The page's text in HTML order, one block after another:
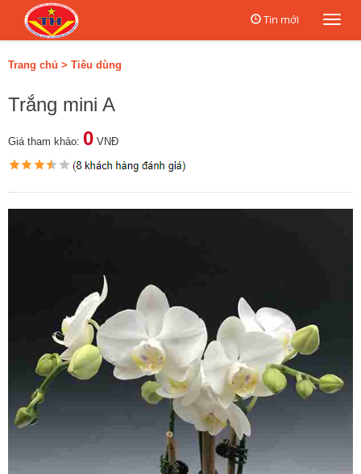
Tin mới
Trang chủ > Tiêu dùng
Trắng mini A
Giá tham khảo: 0 VNĐ